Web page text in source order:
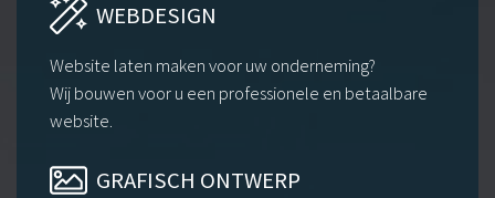
WEBDESIGN
Website laten maken voor uw onderneming?
Wij bouwen voor u een professionele en betaalbare
website.
GRAFISCH ONTWERP